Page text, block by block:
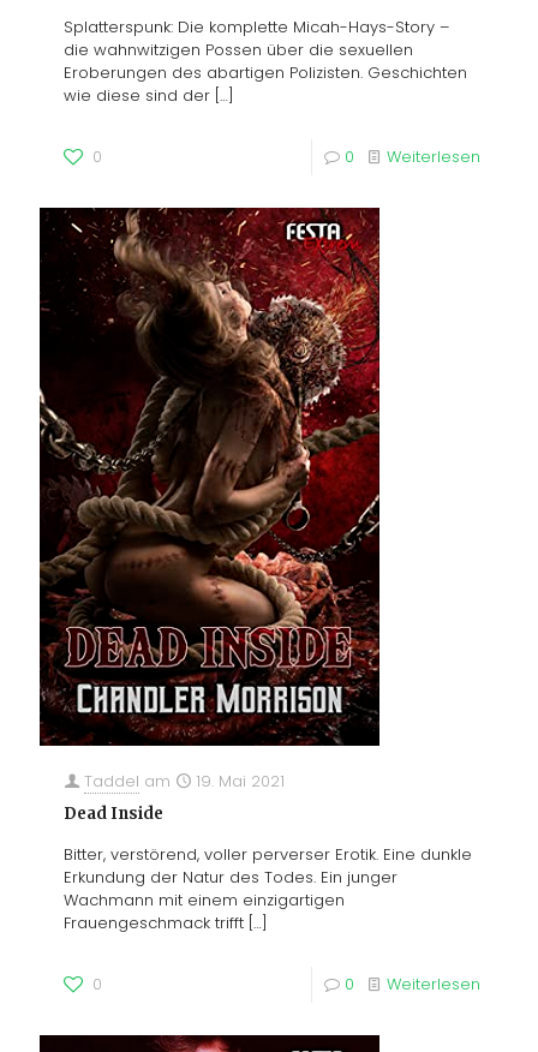
Splatterspunk: Die komplette Micah-Hays-Story –
die wahnwitzigen Possen über die sexuellen
Eroberungen des abartigen Polizisten. Geschichten
wie diese sind der […]
0 0 Weiterlesen
Taddel am 19. Mai 2021
Dead Inside
Bitter, verstörend, voller perverser Erotik. Eine dunkle
Erkundung der Natur des Todes. Ein junger
Wachmann mit einem einzigartigen
Frauengeschmack trifft […]
0 0 Weiterlesen